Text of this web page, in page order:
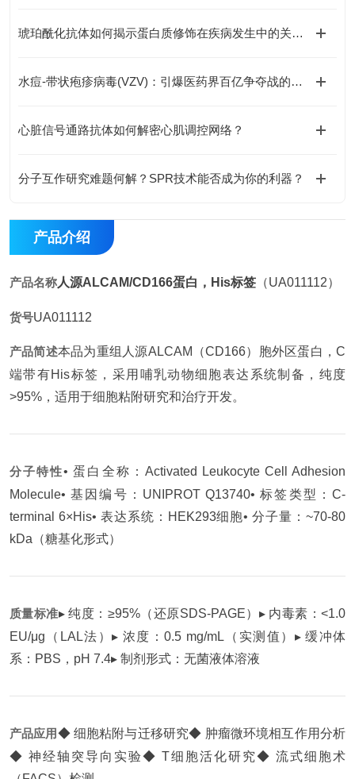
琥珀酰化抗体如何揭示蛋白质修饰在疾病发生中的关键作用？
水痘-带状疱疹病毒(VZV)：引爆医药界百亿争夺战的黑马
心脏信号通路抗体如何解密心肌调控网络？
分子互作研究难题何解？SPR技术能否成为你的利器？
产品介绍
产品名称人源ALCAM/CD166蛋白，His标签 （UA011112）
货号UA011112
产品简述本品为重组人源ALCAM（CD166）胞外区蛋白，C
端带有His标签，采用哺乳动物细胞表达系统制备，纯度
>95%，适用于细胞粘附研究和治疗开发。
分子特性• 蛋白全称：Activated Leukocyte Cell Adhesion
Molecule• 基因编号：UNIPROT Q13740• 标签类型：C-
terminal 6×His• 表达系统：HEK293细胞• 分子量：~70-80
kDa（糖基化形式）
质量标准▸ 纯度：≥95%（还原SDS-PAGE） ▸ 内毒素：<1.0
EU/μg（LAL法）▸ 浓度：0.5 mg/mL（实测值） ▸ 缓冲体
系：PBS，pH 7.4▸ 制剂形式：无菌液体溶液
产品应用◆ 细胞粘附与迁移研究◆ 肿瘤微环境相互作用分析
◆ 神经轴突导向实验◆ T细胞活化研究◆ 流式细胞术